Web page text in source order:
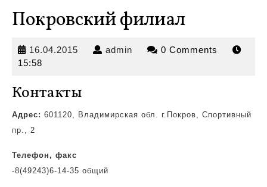
Покровский филиал
16.04.2015 16.04.2015
admin admin 0 Comments
15:58
Контакты
Адрес: 601120, Владимирская обл. г.Покров, Спортивный
пр., 2
Телефон, факс
-8(49243)6-14-35 общий